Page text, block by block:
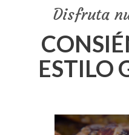
Disfruta
ESTILO